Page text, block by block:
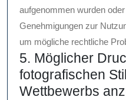
aufgenommen wurden
Genehmigungen zur
um mögliche rechtliche
5. Möglicher
fotografischen
Wettbewerbs